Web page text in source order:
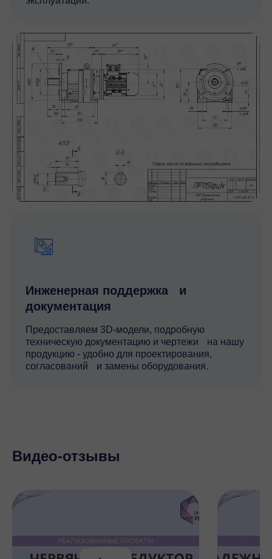
Инженерная поддержка и
документация
Предоставляем 3D-модели, подробную
техническую документацию и чертежи на нашу
продукцию - удобно для проектирования,
согласований и замены оборудования.
Видео-отзывы